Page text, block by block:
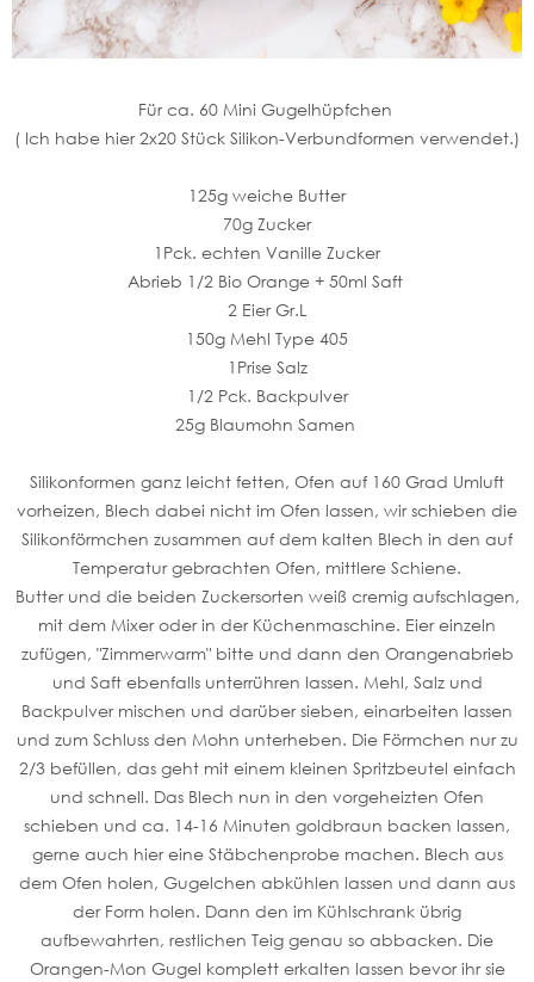
Für ca. 60 Mini Gugelhüpfchen
( Ich habe hier 2x20 Stück Silikon-Verbundformen verwendet.)
125g weiche Butter
70g Zucker
1Pck. echten Vanille Zucker
Abrieb 1/2 Bio Orange + 50ml Saft
2 Eier Gr.L
150g Mehl Type 405
1Prise Salz
1/2 Pck. Backpulver
25g Blaumohn Samen
Silikonformen ganz leicht fetten, Ofen auf 160 Grad Umluft
vorheizen, Blech dabei nicht im Ofen lassen, wir schieben die
Silikonförmchen zusammen auf dem kalten Blech in den auf
Temperatur gebrachten Ofen, mittlere Schiene.
Butter und die beiden Zuckersorten weiß cremig aufschlagen,
mit dem Mixer oder in der Küchenmaschine. Eier einzeln
zufügen, "Zimmerwarm" bitte und dann den Orangenabrieb
und Saft ebenfalls unterrühren lassen. Mehl, Salz und
Backpulver mischen und darüber sieben, einarbeiten lassen
und zum Schluss den Mohn unterheben. Die Förmchen nur zu
2/3 befüllen, das geht mit einem kleinen Spritzbeutel einfach
und schnell. Das Blech nun in den vorgeheizten Ofen
schieben und ca. 14-16 Minuten goldbraun backen lassen,
gerne auch hier eine Stäbchenprobe machen. Blech aus
dem Ofen holen, Gugelchen abkühlen lassen und dann aus
der Form holen. Dann den im Kühlschrank übrig
aufbewahrten, restlichen Teig genau so abbacken. Die
Orangen-Mon Gugel komplett erkalten lassen bevor ihr sie